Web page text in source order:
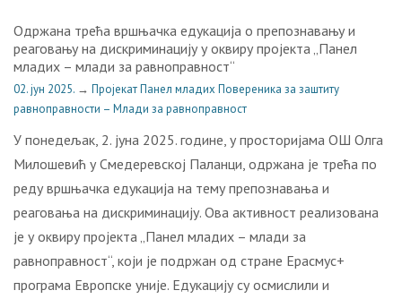
Одржана трећа вршњачка едукација о препознавању и
реаговању на дискриминацију у оквиру пројекта „Панел
младих – млади за равноправност“
02. јун 2025. → Пројекат Панел младих Повереника за заштиту
равноправности – Млади за равноправност
У понедељак, 2. јуна 2025. године, у просторијама ОШ Олга
Милошевић у Смедеревској Паланци, одржана је трећа по
реду вршњачка едукација на тему препознавања и
реаговања на дискриминацију. Ова активност реализована
је у оквиру пројекта „Панел младих – млади за
равноправност“, који је подржан од стране Ерасмус+
програма Европске уније. Едукацију су осмислили и